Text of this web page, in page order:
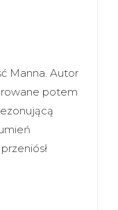
Manna. Autor
potem